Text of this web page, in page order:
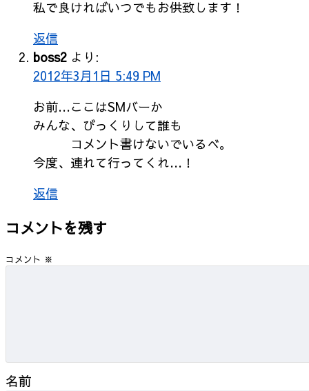
私で良ければいつでもお供致します！
返信
boss2 より:
2012年3月1日 5:49 PM
お前…ここはSMバーか
みんな、びっくりして誰も
コメント書けないでいるべ。
今度、連れて行ってくれ…！
返信
コメントを残す
コメント ※
名前